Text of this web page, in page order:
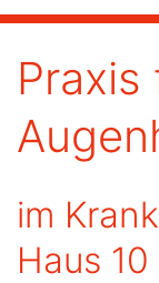
Praxis
im
Haus 10